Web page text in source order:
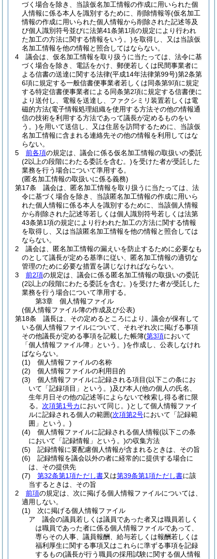
づく場合を除き、当該仮名加工情報の作成に用いられた個
人情報に係る本人を識別するために、削除情報等(仮名加工
情報の作成に用いられた個人情報から削除された記述等及
び個人識別符号並びに法第41条第1項の規定により行われ
た加工の方法に関する情報をいう。)を取得し、又は当該仮
名加工情報を他の情報と照合してはならない。
4
議会は、仮名加工情報を取り扱うに当たっては、法令に基
づく場合を除き、電話をかけ、郵便若しくは民間事業者に
よる信書の送達に関する法律(平成14年法律第99号)第2条第
6項に規定する一般信書便事業者若しくは同条第9項に規定
する特定信書便事業者による同条第2項に規定する信書便に
より送付し、電報を送達し、ファクシミリ装置若しくは電
磁的方法(電子情報処理組織を使用する方法その他の情報通
信の技術を利用する方法であって議長が定めるものをい
う。)を用いて送信し、又は住居を訪問するために、当該仮
名加工情報に含まれる連絡先その他の情報を利用してはな
らない。
5
前各項の規定は、議会に係る仮名加工情報の取扱いの委託
(2以上の段階にわたる委託を含む。)を受けた者が受託した
業務を行う場合について準用する。
(匿名加工情報の取扱いに係る義務)
第17条
議会は、匿名加工情報を取り扱うに当たっては、法
令に基づく場合を除き、当該匿名加工情報の作成に用いら
れた個人情報に係る本人を識別するために、当該個人情報
から削除された記述等若しくは個人識別符号若しくは法第
43条第1項の規定により行われた加工の方法に関する情報
を取得し、又は当該匿名加工情報を他の情報と照合しては
ならない。
2
議会は、匿名加工情報の漏えいを防止するために必要なも
のとして議長が定める基準に従い、匿名加工情報の適切な
管理のために必要な措置を講じなければならない。
3
前2項の規定は、議会に係る匿名加工情報の取扱いの委託
(2以上の段階にわたる委託を含む。)を受けた者が受託した
業務を行う場合について準用する。
第3章
個人情報ファイル
(個人情報ファイル簿の作成及び公表)
第18条
議長は、その定めるところにより、議会が保有して
いる個人情報ファイルについて、それぞれ次に掲げる事項
その他議長が定める事項を記載した帳簿(第3項において
「個人情報ファイル簿」という。)を作成し、公表しなけれ
ばならない。
(1)
個人情報ファイルの名称
(2)
個人情報ファイルの利用目的
(3)
個人情報ファイルに記録される項目(以下この条にお
いて「記録項目」という。)及び本人(他の個人の氏名、
生年月日その他の記述等によらないで検索し得る者に限
る。 次項第1号カにおいて同じ。)として個人情報ファイ
ルに記録される個人の範囲(次項第2号において「記録範
囲」という。)
(4)
個人情報ファイルに記録される個人情報(以下この条
において「記録情報」という。)の収集方法
(5)
記録情報に要配慮個人情報が含まれるときは、その旨
(6)
記録情報を議会以外の者に経常的に提供する場合に
は、その提供先
(7)
第32条第1項ただし書又は第39条第1項ただし書に該
当するときは、その旨
2
前項の規定は、次に掲げる個人情報ファイルについては、
適用しない。
(1)
次に掲げる個人情報ファイル
ア
議会の議員若しくは議員であった者又は職員若しく
は職員であった者に係る個人情報ファイルであって、
専らその人事、議員報酬、給与若しくは報酬若しくは
福利厚生に関する事項又はこれらに準ずる事項を記録
するもの(議長が行う職員の採用試験に関する個人情報